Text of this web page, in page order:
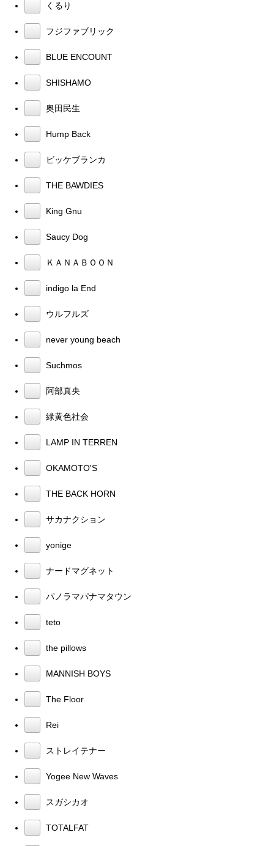
くるり
フジファブリック
BLUE ENCOUNT
SHISHAMO
奥田民生
Hump Back
ビッケブランカ
THE BAWDIES
King Gnu
Saucy Dog
ＫＡＮＡＢＯＯＮ
indigo la End
ウルフルズ
never young beach
Suchmos
阿部真央
緑黄色社会
LAMP IN TERREN
OKAMOTO'S
THE BACK HORN
サカナクション
yonige
ナードマグネット
パノラマパナマタウン
teto
the pillows
MANNISH BOYS
The Floor
Rei
ストレイテナー
Yogee New Waves
スガシカオ
TOTALFAT